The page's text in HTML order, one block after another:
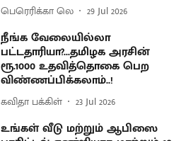
பெரெரிக்கா லெ 29 Jul 2026
நீங்க வேலையில்லா
பட்டதாரியா?...தமிழக அரசின்
ரூ.1000 உதவித்தொகை பெற
விண்ணப்பிக்கலாம்..!
கவிதா பக்கிள் 23 Jul 2026
உங்கள் வீடு மற்றும் ஆபிஸை